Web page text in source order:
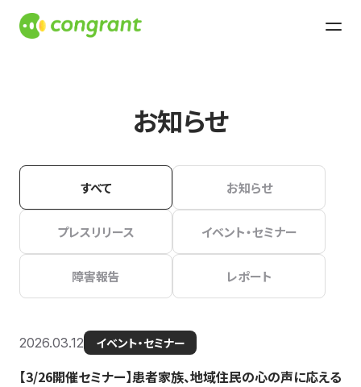
お知らせ
すべて お知らせ
プレスリリース イベント・セミナー
障害報告 レポート
2026.03.12 イベント・セミナー
【3/26開催セミナー】患者家族、地域住民の心の声に応える